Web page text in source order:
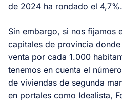
de 2024 ha rondado el 4,7%.
Sin embargo, si nos fijamos
capitales de provincia
venta por cada 1.000
tenemos en cuenta el
de viviendas de segunda
en portales como Idealista,